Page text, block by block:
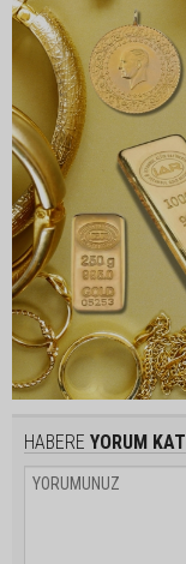
HABERE YORUM KAT